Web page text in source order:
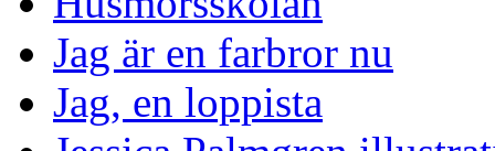
Jag är en farbror nu
Jag, en loppista